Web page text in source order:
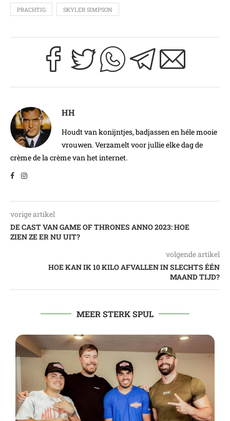
PRACHTIG SKYLER SIMPSON
HH
Houdt van konijntjes, badjassen en héle mooie
vrouwen. Verzamelt voor jullie elke dag de
crème de la crème van het internet.
vorige artikel
DE CAST VAN GAME OF THRONES ANNO 2023: HOE
ZIEN ZE ER NU UIT?
volgende artikel
HOE KAN IK 10 KILO AFVALLEN IN SLECHTS ÉÉN
MAAND TIJD?
MEER STERK SPUL